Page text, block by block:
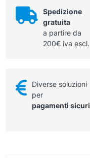
rovere
naturale
160X70X75
Spedizione
gratuita
a partire da
200€ iva escl.
Diverse soluzioni
per
pagamenti sicuri